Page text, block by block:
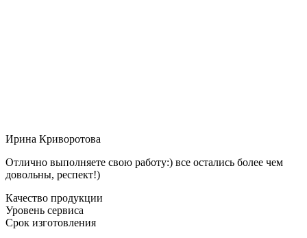
Ирина Криворотова
Отлично выполняете свою работу:) все остались более чем
довольны, респект!)
Качество продукции
Уровень сервиса
Срок изготовления